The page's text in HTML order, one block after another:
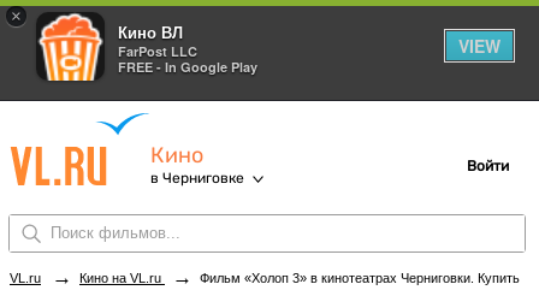
×
Кино ВЛ
FarPost LLC
FREE - In Google Play
VIEW
Кино
в Черниговке
Войти
VL.ru → Кино на VL.ru → Фильм «Холоп 3» в кинотеатрах Черниговки. Купить билеты!